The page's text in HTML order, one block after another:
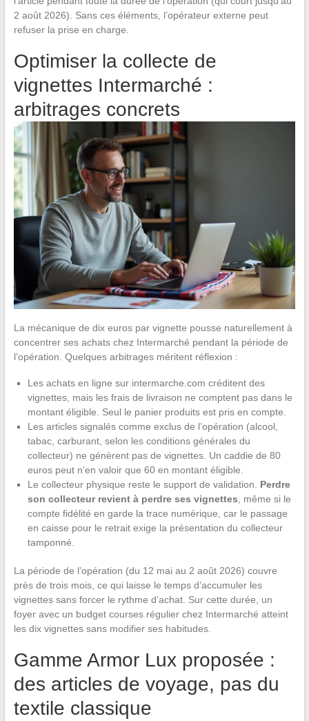
2 août 2026). Sans ces éléments, l’opérateur externe peut
refuser la prise en charge.
Optimiser la collecte de
vignettes Intermarché :
arbitrages concrets
La mécanique de dix euros par vignette pousse naturellement à
concentrer ses achats chez Intermarché pendant la période de
l’opération. Quelques arbitrages méritent réflexion :
Les achats en ligne sur intermarche.com créditent des
vignettes, mais les frais de livraison ne comptent pas dans le
montant éligible. Seul le panier produits est pris en compte.
Les articles signalés comme exclus de l’opération (alcool,
tabac, carburant, selon les conditions générales du
collecteur) ne génèrent pas de vignettes. Un caddie de 80
euros peut n’en valoir que 60 en montant éligible.
Le collecteur physique reste le support de validation. Perdre
son collecteur revient à perdre ses vignettes, même si le
compte fidélité en garde la trace numérique, car le passage
en caisse pour le retrait exige la présentation du collecteur
tamponné.
La période de l’opération (du 12 mai au 2 août 2026) couvre
près de trois mois, ce qui laisse le temps d’accumuler les
vignettes sans forcer le rythme d’achat. Sur cette durée, un
foyer avec un budget courses régulier chez Intermarché atteint
les dix vignettes sans modifier ses habitudes.
Gamme Armor Lux proposée :
des articles de voyage, pas du
textile classique